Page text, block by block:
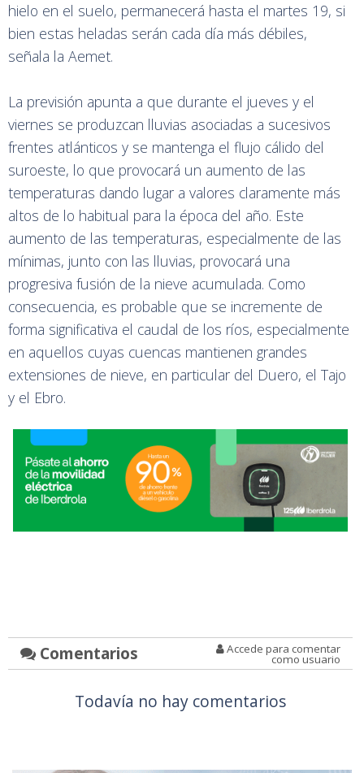
hielo en el suelo, permanecerá hasta el martes 19, si
bien estas heladas serán cada día más débiles,
señala la Aemet.
La previsión apunta a que durante el jueves y el
viernes se produzcan lluvias asociadas a sucesivos
frentes atlánticos y se mantenga el flujo cálido del
suroeste, lo que provocará un aumento de las
temperaturas dando lugar a valores claramente más
altos de lo habitual para la época del año. Este
aumento de las temperaturas, especialmente de las
mínimas, junto con las lluvias, provocará una
progresiva fusión de la nieve acumulada. Como
consecuencia, es probable que se incremente de
forma significativa el caudal de los ríos, especialmente
en aquellos cuyas cuencas mantienen grandes
extensiones de nieve, en particular del Duero, el Tajo
y el Ebro.
Comentarios Accede para comentar
como usuario
Todavía no hay comentarios